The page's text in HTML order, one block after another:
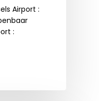
Airport :
: